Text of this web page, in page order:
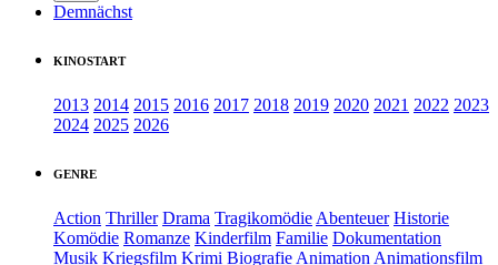
Demnächst
KINOSTART
2013 2014 2015 2016 2017 2018 2019 2020 2021 2022 2023
2024 2025 2026
GENRE
Action Thriller Drama Tragikomödie Abenteuer Historie
Komödie Romanze Kinderfilm Familie Dokumentation
Musik Kriegsfilm Krimi Biografie Animation Animationsfilm